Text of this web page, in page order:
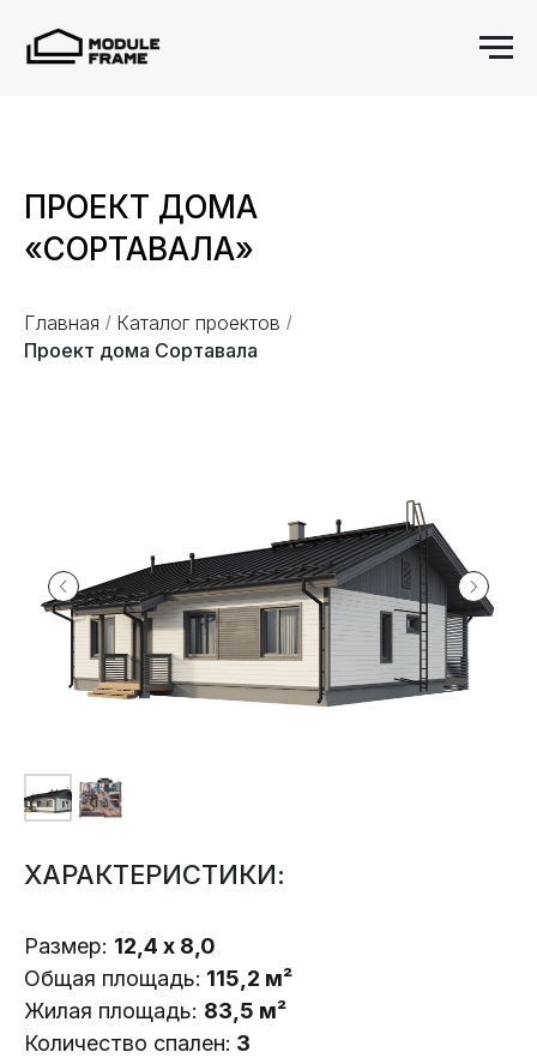
ПРОЕКТ ДОМА
«СОРТАВАЛА»
Главная / Каталог проектов /
Проект дома Сортавала
ХАРАКТЕРИСТИКИ:
Размер: 12,4 х 8,0
Общая площадь: 115,2 м²
Жилая площадь: 83,5 м²
Количество спален: 3